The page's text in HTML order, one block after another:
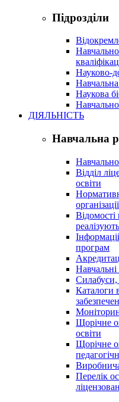
Підрозділи
Науково-
Наукова
ДІЯЛЬНІСТЬ
Навчальна
Відділ
освіти
Відомості
програм
Силабуси,
Каталоги
Щорічне
освіти
Щорічне
Перелік